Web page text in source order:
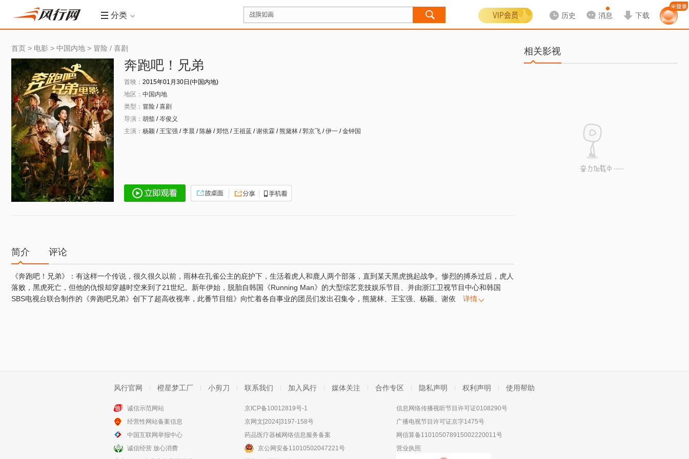
分类 历史 消息 下载
首页 > 电影 > 中国内地 > 冒险 / 喜剧
奔跑吧！兄弟
首映： 2015年01月30日(中国内地)
地区： 中国内地
类型： 冒险 /喜剧
导演： 胡笳 /岑俊义
主演： 杨颖 / 王宝强 /李晨 / 陈赫 /郑恺 / 王祖蓝 /谢依霖 /熊黛林 /郭京飞 /伊一 /金钟国
简介 评论
《奔跑吧！兄弟》：有这样一个传说，很久很久以前，雨林在孔雀公主的庇护下，生活着虎人和鹿人两个部落，直到某天黑虎挑起战争。惨烈的搏杀过后，虎人
落败，黑虎死亡，但他的仇恨却穿越时空来到了21世纪。新年伊始，脱胎自韩国《Running Man》的大型综艺竞技娱乐节目、并由浙江卫视节目中心和韩国
SBS电视台联合制作的《奔跑吧兄弟》创下了超高收视率，此番节目组》向忙着各自事业的团员们发出召集令，熊黛林、王宝强、杨颖、谢依
详情
相关影视
风行官网 橙星梦工厂 小剪刀 联系我们 加入风行 媒体关注 合作专区 隐私声明 权利声明 使用帮助
诚信示范网站
经营性网站备案信息
中国互联网举报中心
诚信经营 放心消费
京ICP备10012819号-1
京网文[2024]3197-158号
药品医疗器械网络信息服务备案
京公网安备11010502047221号
信息网络传播视听节目许可证0108290号
广播电视节目许可证京字1475号
网信算备110105078915002220011号
营业执照